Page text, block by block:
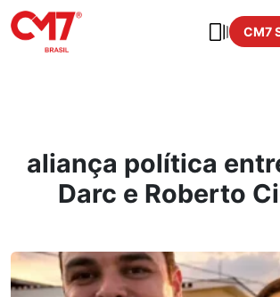
CM7
aliança política
Darc e Roberto